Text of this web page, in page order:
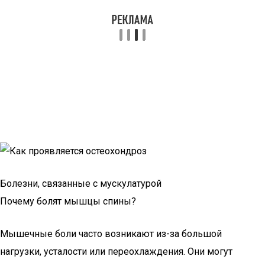
Болезни, связанные с мускулатурой
Почему болят мышцы спины?
Мышечные боли часто возникают из-за большой
нагрузки, усталости или переохлаждения. Они могут